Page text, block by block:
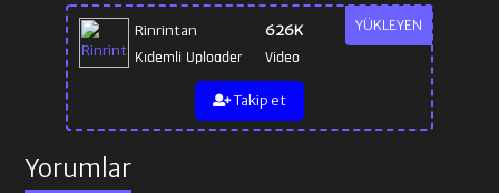
YÜKLEYEN
Rinrintan
Kıdemli Uploader
626K
Video
Takip et
Yorumlar